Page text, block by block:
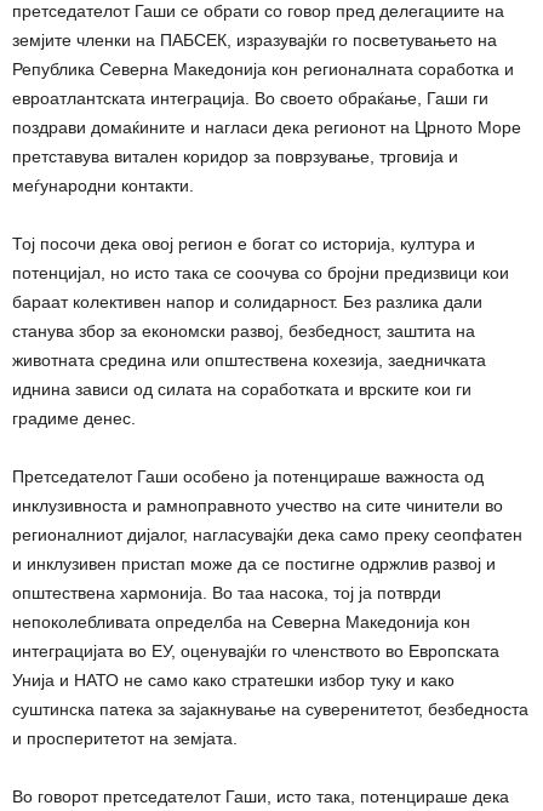
претседателот Гаши се обрати со говор пред делегациите на
земјите членки на ПАБСЕК, изразувајќи го посветувањето на
Република Северна Македонија кон регионалната соработка и
евроатлантската интеграција. Во своето обраќање, Гаши ги
поздрави домаќините и нагласи дека регионот на Црното Море
претставува витален коридор за поврзување, трговија и
меѓународни контакти.
Тој посочи дека овој регион е богат со историја, култура и
потенцијал, но исто така се соочува со бројни предизвици кои
бараат колективен напор и солидарност. Без разлика дали
станува збор за економски развој, безбедност, заштита на
животната средина или општествена кохезија, заедничката
иднина зависи од силата на соработката и врските кои ги
градиме денес.
Претседателот Гаши особено ја потенцираше важноста од
инклузивноста и рамноправното учество на сите чинители во
регионалниот дијалог, нагласувајќи дека само преку сеопфатен
и инклузивен пристап може да се постигне одржлив развој и
општествена хармонија. Во таа насока, тој ја потврди
непоколебливата определба на Северна Македонија кон
интеграцијата во ЕУ, оценувајќи го членството во Европската
Унија и НАТО не само како стратешки избор туку и како
суштинска патека за зајакнување на суверенитетот, безбедноста
и просперитетот на земјата.
Во говорот претседателот Гаши, исто така, потенцираше дека